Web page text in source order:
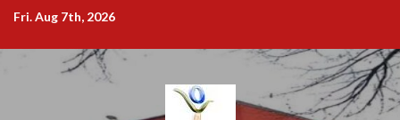
Skip
content
Fri. Aug 7th, 2026